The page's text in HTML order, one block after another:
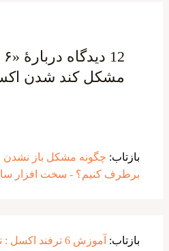
مشکل کند شدن
بازتاب:
برطرف کنیم؟ - سخت افزار
بازتاب:
آموزش 6 ترفند